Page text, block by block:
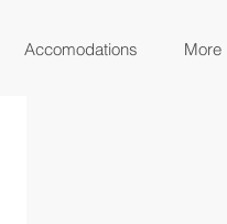
Accomodations More